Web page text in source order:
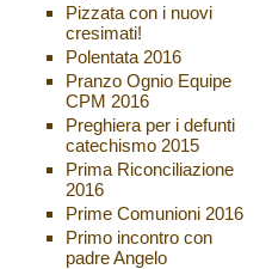
Pizzata con i nuovi
cresimati!
Polentata 2016
Pranzo Ognio Equipe
CPM 2016
Preghiera per i defunti
catechismo 2015
Prima Riconciliazione
2016
Prime Comunioni 2016
Primo incontro con
padre Angelo